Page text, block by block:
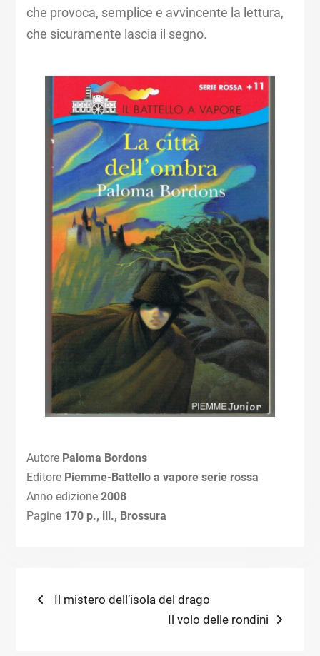
che provoca, semplice e avvincente la lettura,
che sicuramente lascia il segno. ​
AutorePaloma Bordons
Editore Piemme-Battello a vapore serie rossa
Anno edizione 2008
Pagine 170 p., ill., Brossura
Navigazione
Previous
Il mistero dell’isola del drago
Next
Il volo delle rondini